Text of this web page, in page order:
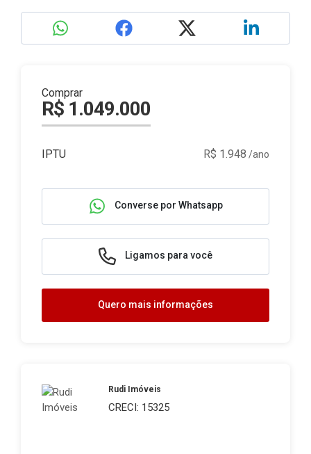
Comprar
R$ 1.049.000
IPTU R$ 1.948 /ano
Converse por Whatsapp
Ligamos para você
Quero mais informações
Rudi Imóveis
CRECI: 15325